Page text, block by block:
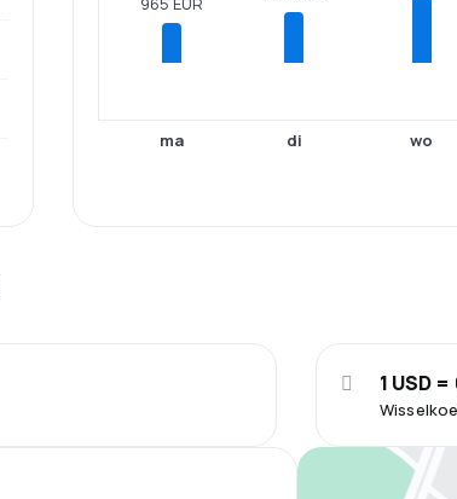
ma di wo
1 USD =